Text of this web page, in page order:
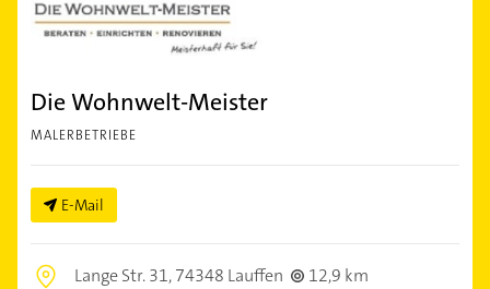
Die Wohnwelt-Meister
MALERBETRIEBE
E-Mail
Lange Str. 31,74348 Lauffen
12,9 km